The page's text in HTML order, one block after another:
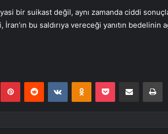
bir suikast değil, aynı zamanda ciddi
bu saldırıya vereceği yanıtın bedelinin
PinterestReddit VKontakteOdnoklassniki
Pocket E-Posta ile paylaş